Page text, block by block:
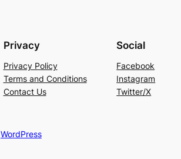
Privacy
Privacy Policy
Terms and Conditions
Contact Us
Social
Facebook
Instagram
Twitter/X
WordPress